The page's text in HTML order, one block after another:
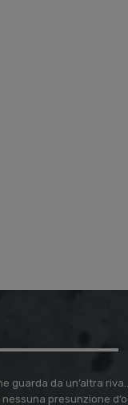
guarda da un’altra
presunzione